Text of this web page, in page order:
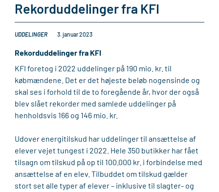
Rekorduddelinger fra KFI
UDDELINGER 3. januar 2023
Rekorduddelinger fra KFI
KFI foretog i 2022 uddelinger på 190 mio. kr. til
købmændene. Det er det højeste beløb nogensinde og
skal ses i forhold til de to foregående år, hvor der også
blev slået rekorder med samlede uddelinger på
henholdsvis 166 og 146 mio. kr.
Udover energitilskud har uddelinger til ansættelse af
elever vejet tungest i 2022. Hele 350 butikker har fået
tilsagn om tilskud på op til 100.000 kr. i forbindelse med
ansættelse af en elev. Tilbuddet om tilskud gælder
stort set alle typer af elever – inklusive til slagter- og